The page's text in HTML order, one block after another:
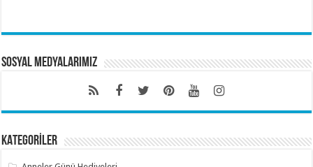
Sosyal Medyalarımız
KATEGORİLER